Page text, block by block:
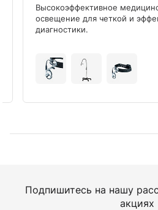
Высокоэффективное
освещение для четкой и
диагностики.
Подпишитесь на нашу
акциях